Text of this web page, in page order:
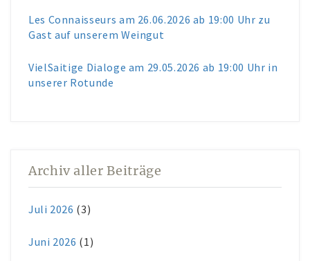
Les Connaisseurs am 26.06.2026 ab 19:00 Uhr zu
Gast auf unserem Weingut
VielSaitige Dialoge am 29.05.2026 ab 19:00 Uhr in
unserer Rotunde
Archiv aller Beiträge
Juli 2026 (3)
Juni 2026 (1)